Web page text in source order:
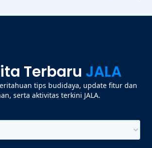
Terbaru JALA
tips budidaya, update fitur dan
serta aktivitas terkini JALA.